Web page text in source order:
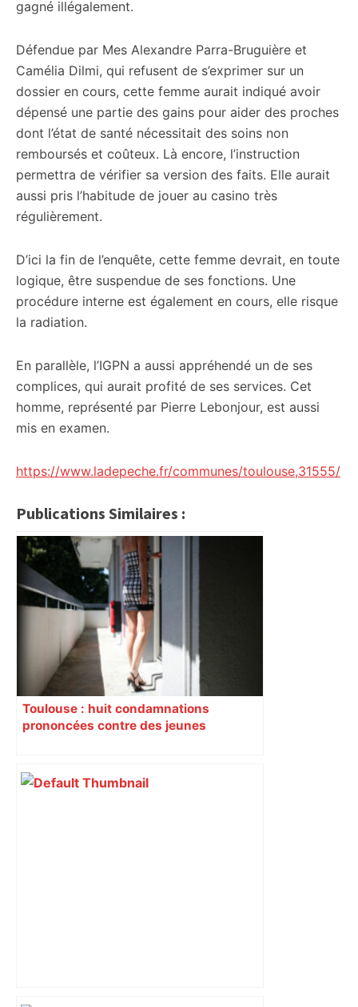
gagné illégalement.
Défendue par Mes Alexandre Parra-Bruguière et
Camélia Dilmi, qui refusent de s’exprimer sur un
dossier en cours, cette femme aurait indiqué avoir
dépensé une partie des gains pour aider des proches
dont l’état de santé nécessitait des soins non
remboursés et coûteux. Là encore, l’instruction
permettra de vérifier sa version des faits. Elle aurait
aussi pris l’habitude de jouer au casino très
régulièrement.
D’ici la fin de l’enquête, cette femme devrait, en toute
logique, être suspendue de ses fonctions. Une
procédure interne est également en cours, elle risque
la radiation.
En parallèle, l’IGPN a aussi appréhendé un de ses
complices, qui aurait profité de ses services. Cet
homme, représenté par Pierre Lebonjour, est aussi
mis en examen.
https://www.ladepeche.fr/communes/toulouse,31555/
Publications Similaires :
Toulouse : huit condamnations
prononcées contre des jeunes